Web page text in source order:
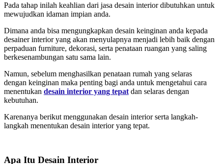
Pada tahap inilah keahlian dari jasa desain interior dibutuhkan untuk
mewujudkan idaman impian anda.
Dimana anda bisa mengungkapkan desain keinginan anda kepada
desainer interior yang akan menyulapnya menjadi lebih baik dengan
perpaduan furniture, dekorasi, serta penataan ruangan yang saling
berkesenambungan satu sama lain.
Namun, sebelum menghasilkan penataan rumah yang selaras
dengan keinginan maka penting bagi anda untuk mengetahui cara
menentukan desain interior yang tepat dan selaras dengan
kebutuhan.
Karenanya berikut menggunakan desain interior serta langkah-
langkah menentukan desain interior yang tepat.
Apa Itu Desain Interior